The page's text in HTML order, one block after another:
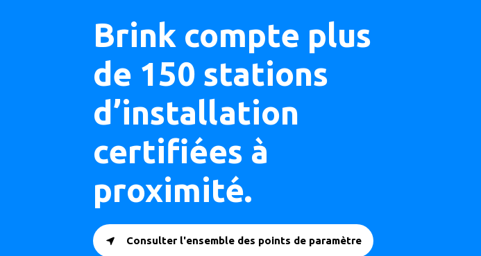
Brink compte plus
de 150 stations
d’installation
certifiées à
proximité.
Consulter l'ensemble des points de paramètre